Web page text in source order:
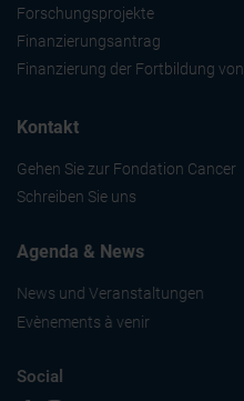
Forschungsprojekte
Finanzierungsantrag
Finanzierung der Fortbildung
Kontakt
Gehen Sie zur Fondation Cancer
Schreiben Sie uns
Agenda & News
News und Veranstaltungen
Evènements à venir
Social